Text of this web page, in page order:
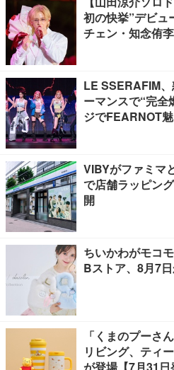
初の快挙”デビュ
チェン・知念侑
LE SSERAFIM
ーマンスで“完全
ジでFEARNOT
VIBYがファミマ
で店舗ラッピン
開
ちいかわがモコ
Bストア、8月7
「くまのプーさ
リビング、ティ